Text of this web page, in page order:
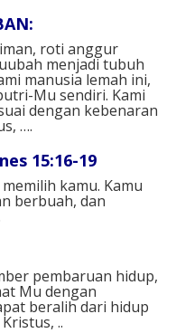
roti anggur
menjadi tubuh
manusia lemah ini,
Mu sendiri. Kami
dengan kebenaran
….
15:16-19
kamu. Kamu
berbuah, dan
pembaruan hidup,
Mu dengan
beralih dari hidup
..